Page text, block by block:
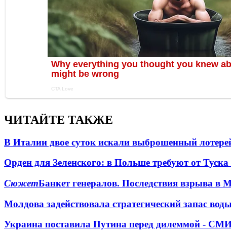
ЧИТАЙТЕ ТАКЖЕ
В Италии двое суток искали выброшенный
Орден для Зеленского: в Польше требуют от Туска
СюжетБанкет генералов. Последствия взрыва в
Молдова задействовала стратегический запас
Украина поставила Путина перед дилеммой -